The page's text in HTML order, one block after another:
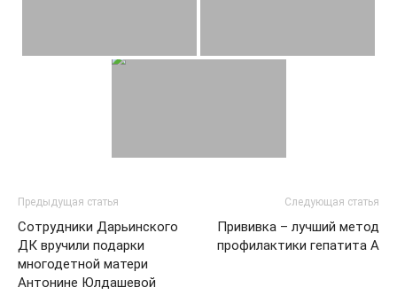
Предыдущая статья
Сотрудники Дарьинского
ДК вручили подарки
многодетной матери
Антонине Юлдашевой
Следующая статья
Прививка – лучший метод
профилактики гепатита А